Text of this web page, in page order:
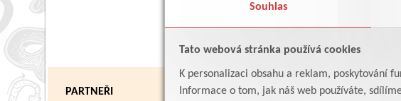
Souhlas
Tato webová stránka používá cookies
K personalizaci obsahu a reklam, poskytování
Informace o tom, jak náš web používáte,
PARTNEŘI